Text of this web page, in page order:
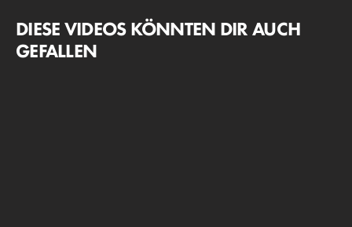
DIESE VIDEOS KÖNNTEN DIR AUCH
GEFALLEN